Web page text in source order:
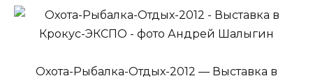
Охота-Рыбалка-Отдых-2012 — Выставка в